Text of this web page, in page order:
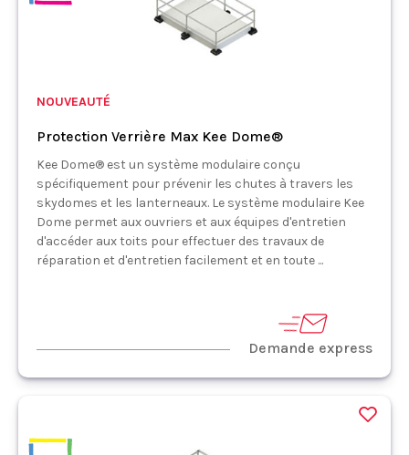
NOUVEAUTÉ
Protection Verrière Max Kee Dome®
Kee Dome® est un système modulaire conçu
spécifiquement pour prévenir les chutes à travers les
skydomes et les lanterneaux. Le système modulaire Kee
Dome permet aux ouvriers et aux équipes d'entretien
d'accéder aux toits pour effectuer des travaux de
réparation et d'entretien facilement et en toute ...
Demande express